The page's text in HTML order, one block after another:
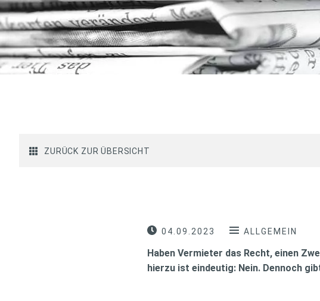
ZURÜCK ZUR ÜBERSICHT
04.09.2023 ALLGEMEIN
Haben Vermieter das Recht, einen
hierzu ist eindeutig: Nein. Dennoch